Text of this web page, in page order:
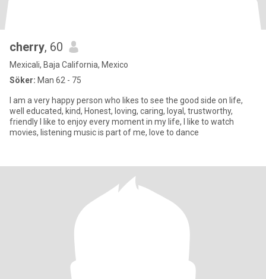
cherry, 60
Mexicali, Baja California, Mexico
Söker: Man 62 - 75
I am a very happy person who likes to see the good side on life,
well educated, kind, Honest, loving, caring, loyal, trustworthy,
friendly I like to enjoy every moment in my life, I like to watch
movies, listening music is part of me, love to dance